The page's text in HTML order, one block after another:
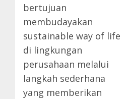
bertujuan
membudayakan
sustainable way of life
di lingkungan
perusahaan melalui
langkah sederhana
yang memberikan